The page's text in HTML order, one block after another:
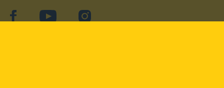
facebookYouTube Instagram